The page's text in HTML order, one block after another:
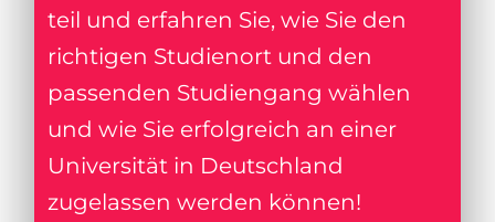
teil und erfahren Sie, wie Sie den
richtigen Studienort und den
passenden Studiengang wählen
und wie Sie erfolgreich an einer
Universität in Deutschland
zugelassen werden können!